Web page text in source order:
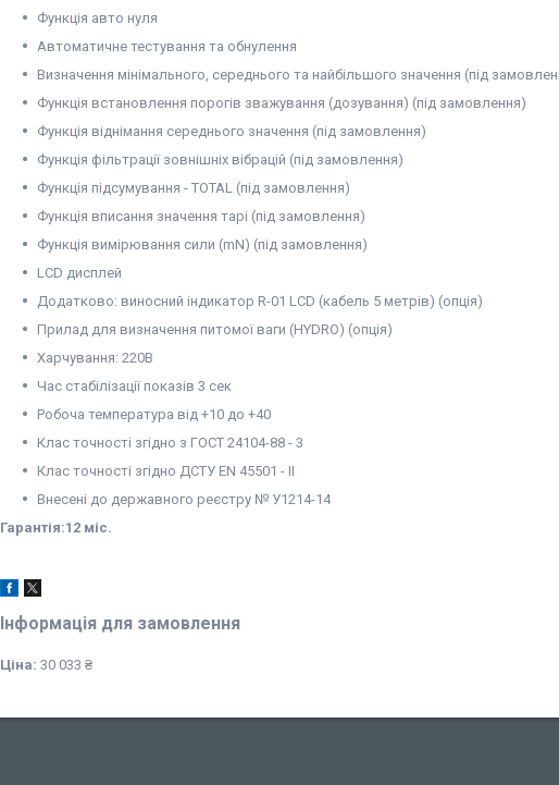
Функція авто нуля
Автоматичне тестування та обнулення
Визначення мінімального, середнього та найбільшого значення (під
Функція встановлення порогів зважування (дозування) (під замовлення)
Функція віднімання середнього значення (під замовлення)
Функція фільтрації зовнішніх вібрацій (під замовлення)
Функція підсумування - TOTAL (під замовлення)
Функція вписання значення тарі (під замовлення)
Функція вимірювання сили (mN) (під замовлення)
LCD дисплей
Додатково: виносний індикатор R-01 LCD (кабель 5 метрів) (опція)
Прилад для визначення питомої ваги (HYDRO) (опція)
Харчування: 220В
Час стабілізації показів 3 сек
Робоча температура від +10 до +40
Клас точності згідно з ГОСТ 24104-88 - 3
Клас точності згідно ДСТУ EN 45501 - II
Внесені до державного реєстру № У1214-14
Гарантія:12 міс.
Інформація для замовлення
Ціна: 30 033 ₴